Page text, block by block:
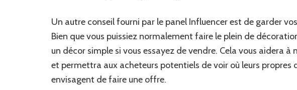
Un autre conseil fourni par le panel Influencer est de garder
Bien que vous puissiez normalement faire le plein de
un décor simple si vous essayez de vendre. Cela vous aidera
et permettra aux acheteurs potentiels de voir où leurs propres
envisagent de faire une offre.